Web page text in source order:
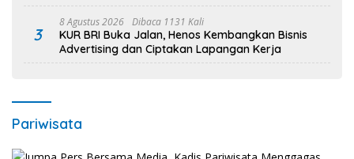
3
8 Agustus 2026 Dibaca 1131 Kali
KUR BRI Buka Jalan, Henos Kembangkan Bisnis
Advertising dan Ciptakan Lapangan Kerja
Pariwisata